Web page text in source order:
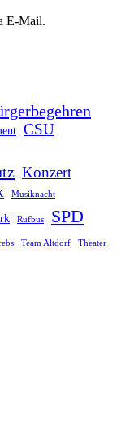
E-Mail.
CSU
Konzert
Musiknacht
Rufbus SPD
Team Altdorf Theater